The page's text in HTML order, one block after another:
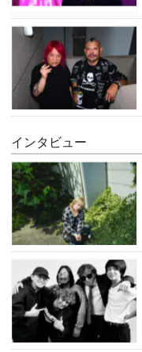
インタビュー